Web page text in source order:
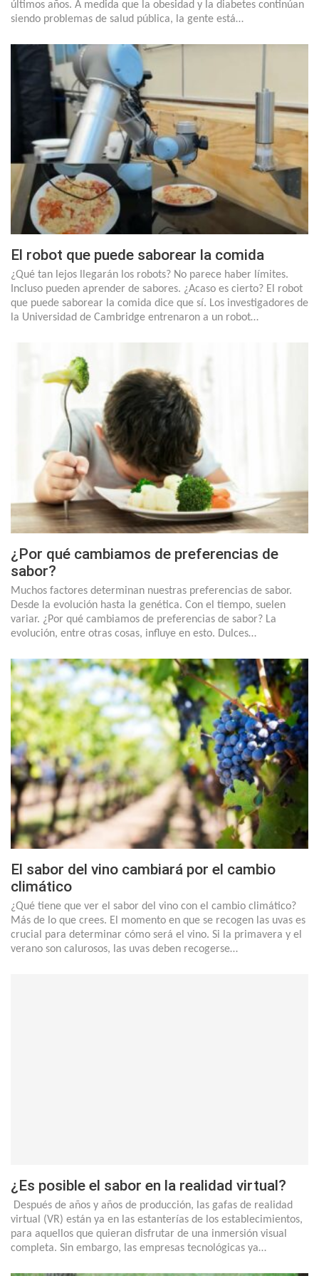
últimos años. A medida que la obesidad y la diabetes continúan
siendo problemas de salud pública, la gente está…
El robot que puede saborear la comida
¿Qué tan lejos llegarán los robots? No parece haber límites.
Incluso pueden aprender de sabores. ¿Acaso es cierto? El robot
que puede saborear la comida dice que sí. Los investigadores de
la Universidad de Cambridge entrenaron a un robot…
¿Por qué cambiamos de preferencias de
sabor?
Muchos factores determinan nuestras preferencias de sabor.
Desde la evolución hasta la genética. Con el tiempo, suelen
variar. ¿Por qué cambiamos de preferencias de sabor? La
evolución, entre otras cosas, influye en esto. Dulces…
El sabor del vino cambiará por el cambio
climático
¿Qué tiene que ver el sabor del vino con el cambio climático?
Más de lo que crees. El momento en que se recogen las uvas es
crucial para determinar cómo será el vino. Si la primavera y el
verano son calurosos, las uvas deben recogerse…
¿Es posible el sabor en la realidad virtual?
Después de años y años de producción, las gafas de realidad
virtual (VR) están ya en las estanterías de los establecimientos,
para aquellos que quieran disfrutar de una inmersión visual
completa. Sin embargo, las empresas tecnológicas ya…